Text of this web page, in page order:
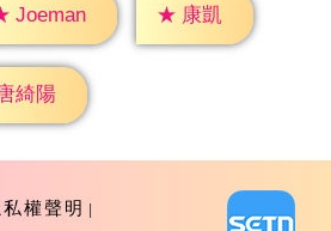
Joeman ★ 康凱
綺陽
私權聲明